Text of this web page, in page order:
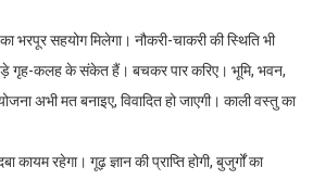
भरपूर सहयोग मिलेगा। नौकरी-चाकरी की स्थिति भी
बड़े गृह-कलह के संकेत हैं। बचकर पार करिए। भूमि, भवन,
अभी मत बनाइए, विवादित हो जाएगी। काली वस्तु का
रहेगा। गूढ़ ज्ञान की प्राप्ति होगी, बुजुर्गों का